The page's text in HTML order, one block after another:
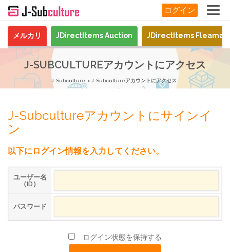
ログイン
メルカリ JDirectItems Auction JDirectItems
J-SUBCULTUREアカウントにアクセス
J-Subculture J-Subcultureアカウントにアクセス
J-Subcultureアカウントにサインイ
ン
以下にログイン情報を入力してください。
ユーザー名
（ID）
パスワード
ログイン状態を保持する